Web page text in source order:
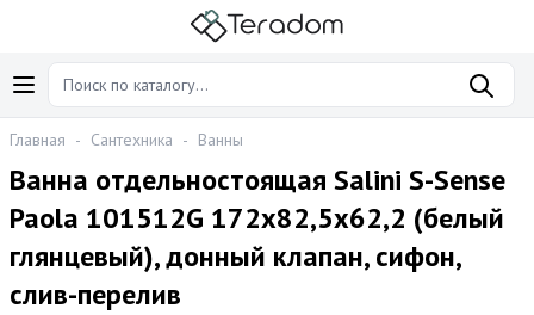
Главная - Сантехника - Ванны
Ванна отдельностоящая Salini S-Sense
Paola 101512G 172x82,5x62,2 (белый
глянцевый), донный клапан, сифон,
слив-перелив